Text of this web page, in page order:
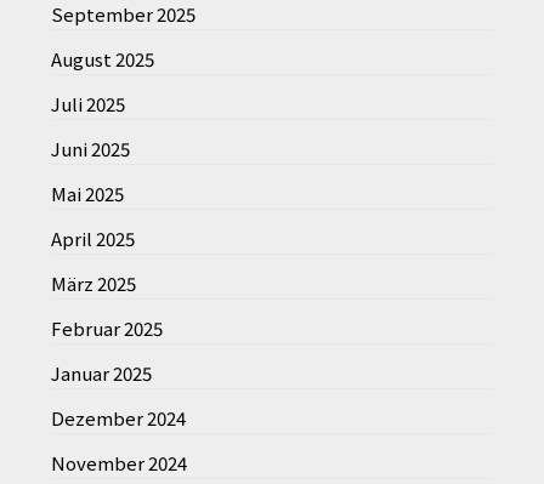
September 2025
August 2025
Juli 2025
Juni 2025
Mai 2025
April 2025
März 2025
Februar 2025
Januar 2025
Dezember 2024
November 2024